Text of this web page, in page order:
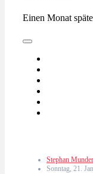
Einen Monat
Stephan Munder
Sonntag, 21.